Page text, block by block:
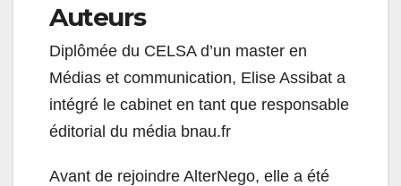
Auteurs
Diplômée du CELSA d’un master en
Médias et communication, Elise Assibat a
intégré le cabinet en tant que responsable
éditorial du média bnau.fr
Avant de rejoindre AlterNego, elle a été